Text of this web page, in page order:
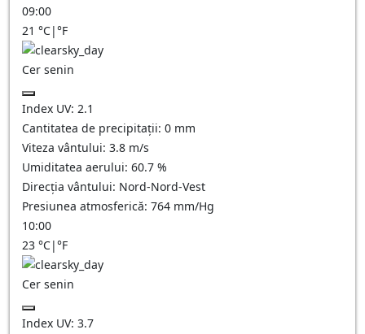
09:00
21 °C|°F
Cer senin
Index UV: 2.1
Cantitatea de precipitații: 0 mm
Viteza vântului: 3.8 m/s
Umiditatea aerului: 60.7 %
Direcția vântului: Nord-Nord-Vest
Presiunea atmosferică: 764 mm/Hg
10:00
23 °C|°F
Cer senin
Index UV: 3.7